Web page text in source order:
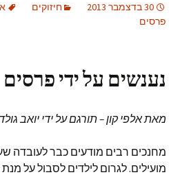
30 בדצמבר 2013 חיזוקים
פרסים
נענשים על ידי פרסים
מאת אלפי קון – תורגם על ידי יואב
מחנכים רבים מודעים כבר לעובדה
מועילים. לגרום לילדים לסבול על